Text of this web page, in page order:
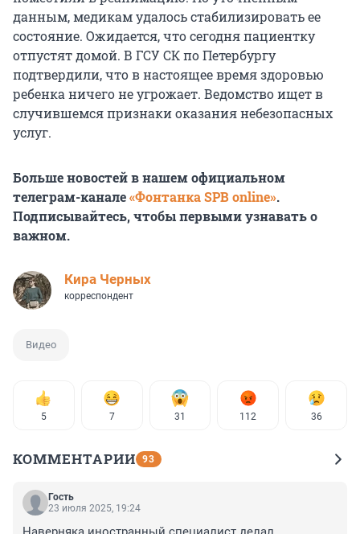
данным, медикам удалось стабилизировать ее
состояние. Ожидается, что сегодня пациентку
отпустят домой. В ГСУ СК по Петербургу
подтвердили, что в настоящее время здоровью
ребенка ничего не угрожает. Ведомство ищет в
случившемся признаки оказания небезопасных
услуг.
Больше новостей в нашем официальном
телеграм-канале«Фонтанка SPB online».
Подписывайтесь, чтобы первыми узнавать о
важном.
Кира Черных
корреспондент
Видео
5 7 31 112 36
КОММЕНТАРИИ 93
Гость
23 июля 2025, 19:24